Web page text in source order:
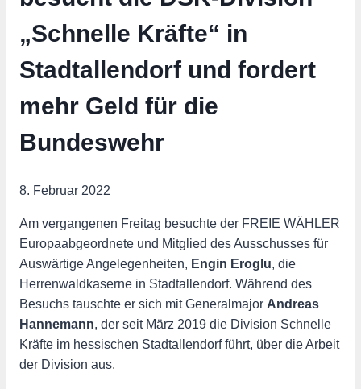
„Schnelle Kräfte“ in
Stadtallendorf und fordert
mehr Geld für die
Bundeswehr
8. Februar 2022
Am vergangenen Freitag besuchte der FREIE WÄHLER
Europaabgeordnete und Mitglied des Ausschusses für
Auswärtige Angelegenheiten, Engin Eroglu, die
Herrenwaldkaserne in Stadtallendorf. Während des
Besuchs tauschte er sich mit Generalmajor Andreas
Hannemann, der seit März 2019 die Division Schnelle
Kräfte im hessischen Stadtallendorf führt, über die Arbeit
der Division aus.